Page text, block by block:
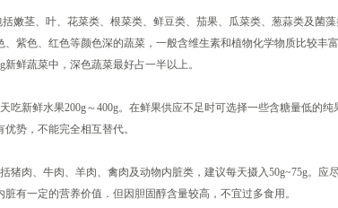
茎、叶、花菜类、根菜类、鲜豆类、茄果、瓜菜类、葱蒜类及菌藻
、紫色、红色等颜色深的蔬菜，一般含维生素和植物化学物质比较丰
新鲜蔬菜中，深色蔬菜最好占一半以上。
新鲜水果200g～400g。在鲜果供应不足时可选择一些含糖量低的纯
优势，不能完全相互替代。
肉、牛肉、羊肉、禽肉及动物内脏类，建议每天摄入50g~75g。应
脏有一定的营养价值．但因胆固醇含量较高，不宜过多食用。